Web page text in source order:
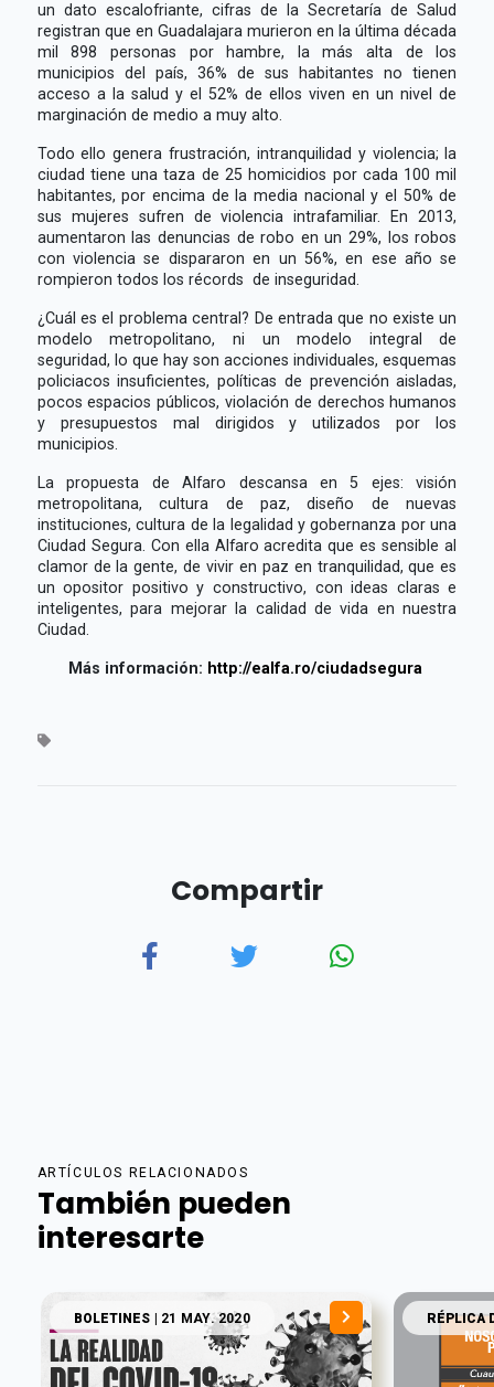
un dato escalofriante, cifras de la Secretaría de Salud
registran que en Guadalajara murieron en la última década
mil 898 personas por hambre, la más alta de los
municipios del país, 36% de sus habitantes no tienen
acceso a la salud y el 52% de ellos viven en un nivel de
marginación de medio a muy alto.
Todo ello genera frustración, intranquilidad y violencia; la
ciudad tiene una taza de 25 homicidios por cada 100 mil
habitantes, por encima de la media nacional y el 50% de
sus mujeres sufren de violencia intrafamiliar. En 2013,
aumentaron las denuncias de robo en un 29%, los robos
con violencia se dispararon en un 56%, en ese año se
rompieron todos los récords de inseguridad.
¿Cuál es el problema central? De entrada que no existe un
modelo metropolitano, ni un modelo integral de
seguridad, lo que hay son acciones individuales, esquemas
policiacos insuficientes, políticas de prevención aisladas,
pocos espacios públicos, violación de derechos humanos
y presupuestos mal dirigidos y utilizados por los
municipios.
La propuesta de Alfaro descansa en 5 ejes: visión
metropolitana, cultura de paz, diseño de nuevas
instituciones, cultura de la legalidad y gobernanza por una
Ciudad Segura. Con ella Alfaro acredita que es sensible al
clamor de la gente, de vivir en paz en tranquilidad, que es
un opositor positivo y constructivo, con ideas claras e
inteligentes, para mejorar la calidad de vida en nuestra
Ciudad.
Más información: http://ealfa.ro/ciudadsegura
Compartir
ARTÍCULOS RELACIONADOS
También pueden
interesarte
BOLETINES | 21 MAY. 2020 RÉPLICA